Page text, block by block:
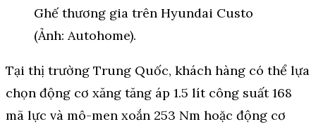
Ghế thương gia trên Hyundai Custo
(Ảnh: Autohome).
Tại thị trường Trung Quốc, khách hàng có thể lựa
chọn động cơ xăng tăng áp 1.5 lít công suất 168
mã lực và mô-men xoắn 253 Nm hoặc động cơ